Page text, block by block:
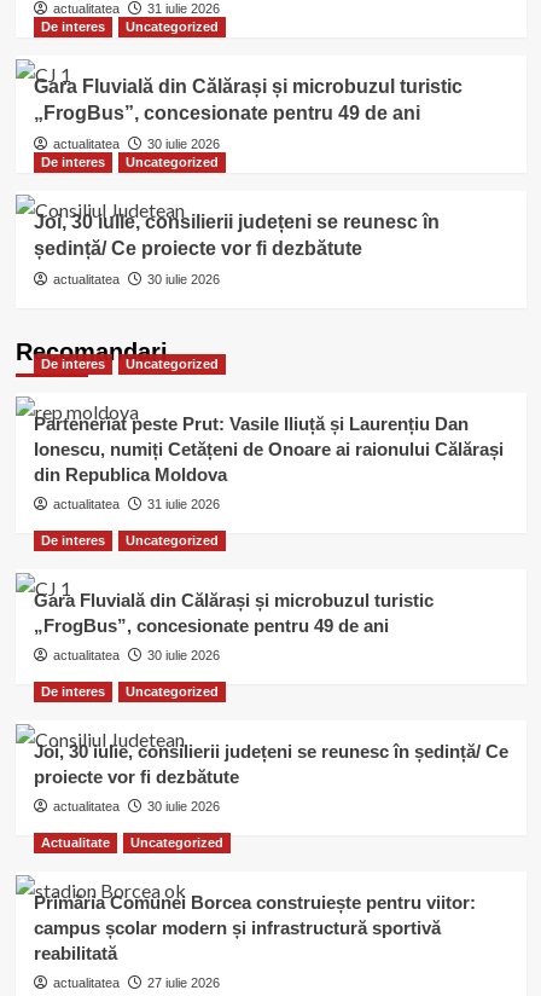
actualitatea
31 iulie 2026
De interes
Uncategorized
Gara Fluvială din Călărași și microbuzul turistic
„FrogBus”, concesionate pentru 49 de ani
actualitatea
30 iulie 2026
De interes
Uncategorized
Joi, 30 iulie, consilierii județeni se reunesc în
ședință/ Ce proiecte vor fi dezbătute
actualitatea 30 iulie 2026
Recomandari
De interes Uncategorized
Parteneriat peste Prut: Vasile Iliuță și Laurențiu Dan
Ionescu, numiți Cetățeni de Onoare ai raionului Călărași
din Republica Moldova
actualitatea 31 iulie 2026
De interes Uncategorized
Gara Fluvială din Călărași și microbuzul turistic
„FrogBus”, concesionate pentru 49 de ani
actualitatea 30 iulie 2026
De interes Uncategorized
Joi, 30 iulie, consilierii județeni se reunesc în ședință/ Ce
proiecte vor fi dezbătute
actualitatea 30 iulie 2026
Actualitate Uncategorized
Primăria Comunei Borcea construiește pentru viitor:
campus școlar modern și infrastructură sportivă
reabilitată
actualitatea 27 iulie 2026